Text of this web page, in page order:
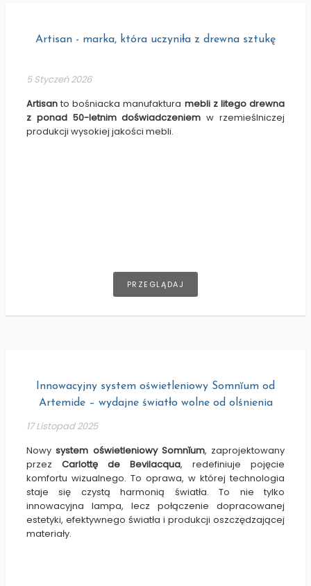
Artisan - marka, która uczyniła z drewna sztukę
5 Styczeń 2026
Artisan to bośniacka manufaktura mebli z litego drewna
z ponad 50-letnim doświadczeniem w rzemieślniczej
produkcji wysokiej jakości mebli.
PRZEGLĄDAJ
Innowacyjny system oświetleniowy Somnĭum od
Artemide – wydajne światło wolne od olśnienia
17 Listopad 2025
Nowysystem oświetleniowy Somnĭum, zaprojektowany
przez Carlottę de Bevilacqua, redefiniuje pojęcie
komfortu wizualnego. To oprawa, w której technologia
staje się czystą harmonią światła. To nie tylko
innowacyjna lampa, lecz połączenie dopracowanej
estetyki, efektywnego światła i produkcji oszczędzającej
materiały.